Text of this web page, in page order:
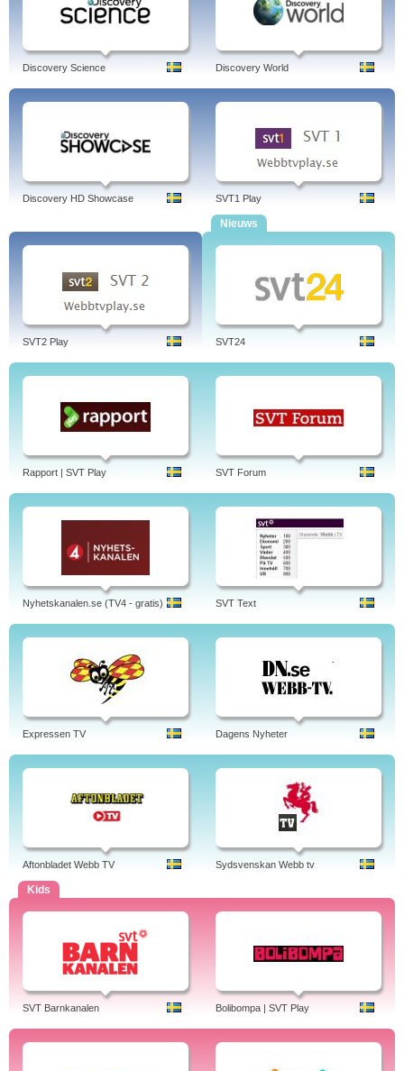
Discovery Science Discovery World
Discovery HD Showcase SVT1 Play
SVT2 Play
Nieuws
SVT24
Rapport | SVT Play SVT Forum
Nyhetskanalen.se (TV4 - gratis) SVT Text
Expressen TV Dagens Nyheter
Aftonbladet Webb TV Sydsvenskan Webb tv
Kids
SVT Barnkanalen Bolibompa | SVT Play